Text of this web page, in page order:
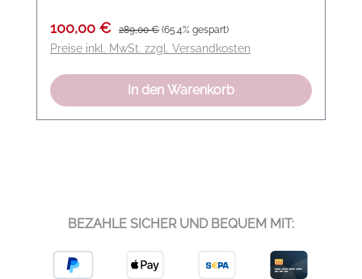
Verkaufspreis:
100,00 € Regulärer Preis:
289,00 € (65.4% gespart)
Preise inkl. MwSt. zzgl. Versandkosten
In den Warenkorb
BEZAHLE SICHER UND BEQUEM MIT: